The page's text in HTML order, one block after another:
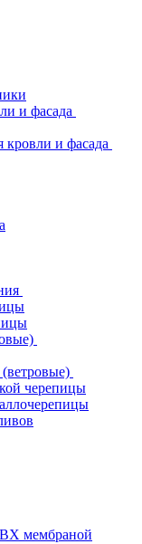
и фасада
и фасада
черепицы
мембраной